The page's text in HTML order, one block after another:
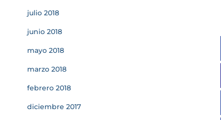
julio 2018
junio 2018
mayo 2018
marzo 2018
febrero 2018
diciembre 2017